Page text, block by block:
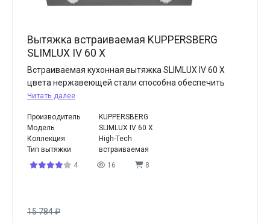
Вытяжка встраиваемая KUPPERSBERG
SLIMLUX IV 60 X
Встраиваемая кухонная вытяжка SLIMLUX IV 60 X
цвета нержавеющей стали способна обеспечить
Читать далее
Производитель
KUPPERSBERG
Модель
SLIMLUX IV 60 X
Коллекция
High-Tech
Тип вытяжки
встраиваемая
4
16 8
15 784₽